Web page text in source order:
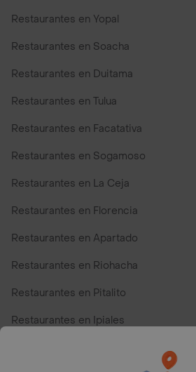
Restaurantes en Yopal
Restaurantes en Soacha
Restaurantes en Duitama
Restaurantes en Tulua
Restaurantes en Facatativa
Restaurantes en Sogamoso
Restaurantes en La Ceja
Restaurantes en Florencia
Restaurantes en Apartado
Restaurantes en Riohacha
Restaurantes en Pitalito
Restaurantes en Ipiales